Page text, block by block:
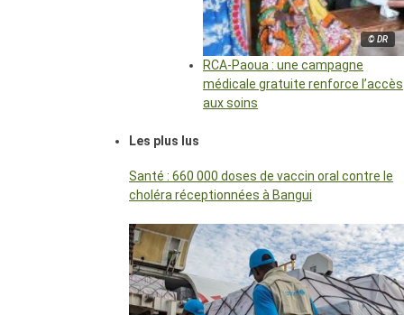
© DR
RCA-Paoua : une campagne
médicale gratuite renforce l’accès
aux soins
Les plus lus
Santé : 660 000 doses de vaccin oral contre le
choléra réceptionnées à Bangui